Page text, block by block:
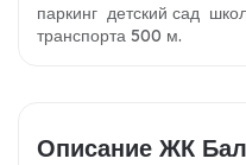
паркинг детский сад
транспорта 500 м.
Описание ЖК